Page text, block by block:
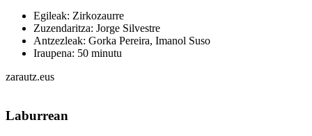
Egileak: Zirkozaurre
Zuzendaritza: Jorge Silvestre
Antzezleak: Gorka Pereira, Imanol Suso
Iraupena: 50 minutu
zarautz.eus
Laburrean